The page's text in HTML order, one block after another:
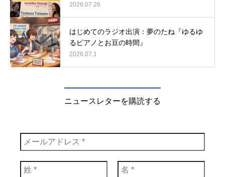
2026.07.26
はじめてのラジオ出演：夢のたね『ゆるゆ
るピアノとお豆の時間』
2026.07.1
ニュースレターを購読する